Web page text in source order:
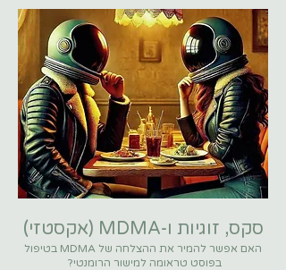
סקס, זוגיות ו-MDMA (אקסטזי ​)
האם אפשר להמיר את ההצלחה של MDMA בטיפול
בפוסט טראומה למישור הרומנטי?